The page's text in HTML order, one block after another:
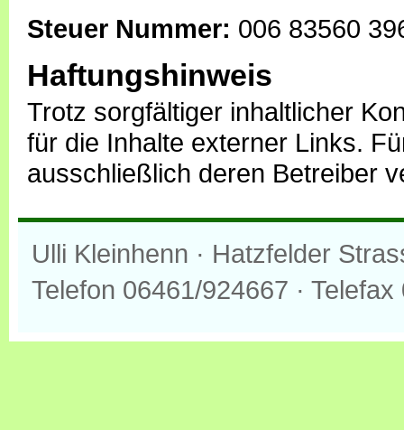
Steuer Nummer: 006 83560
Haftungshinweis
Trotz sorgfältiger inhaltlicher
für die Inhalte externer Links.
ausschließlich deren Betreiber
Ulli Kleinhenn · Hatzfelder
Telefon 06461/924667 ·